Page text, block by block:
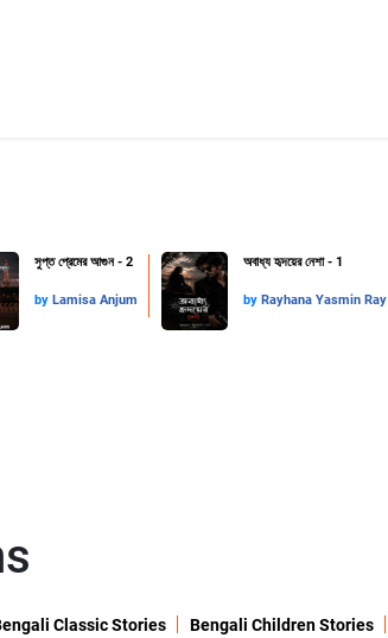
সুপ্ত প্রেমের আগুন - 2
by Lamisa Anjum
অবাধ্য হৃদয়ের নেশা - 1
by Rayhana Yasmin Ray
Classic Stories
Bengali Children Stories